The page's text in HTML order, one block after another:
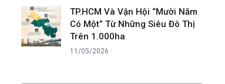
TP.HCM Và Vận Hội “Mười Năm
Có Một” Từ Những Siêu Đô Thị
Trên 1.000ha
11/05/2026